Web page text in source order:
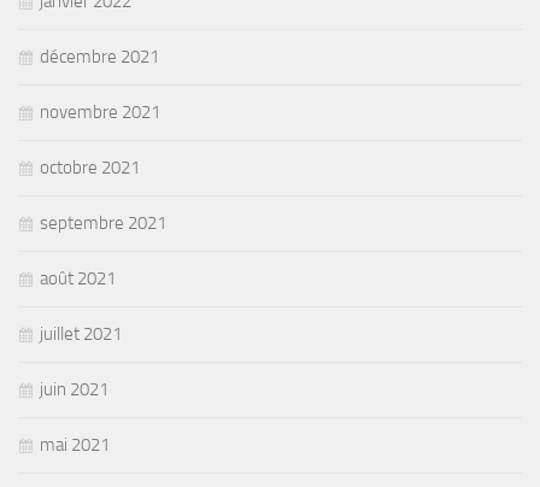
décembre 2021
novembre 2021
octobre 2021
septembre 2021
août 2021
juillet 2021
juin 2021
mai 2021